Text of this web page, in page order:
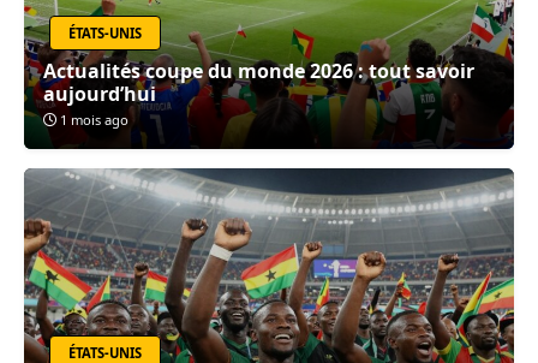
ÉTATS-UNIS
Actualités coupe du monde 2026 : tout savoir
aujourd’hui
1 mois ago
ÉTATS-UNIS